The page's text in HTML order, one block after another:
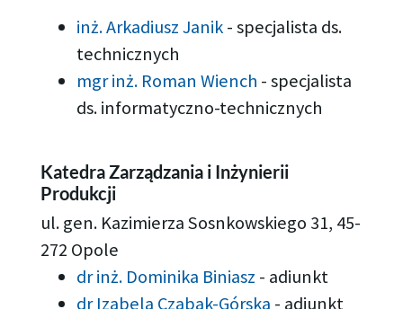
inż. Arkadiusz Janik-specjalista ds.
technicznych
mgr inż. Roman Wiench -specjalista
ds. informatyczno-technicznych
Katedra Zarządzania i Inżynierii
Produkcji
ul. gen. Kazimierza Sosnkowskiego 31, 45-
272 Opole
dr inż. Dominika Biniasz - adiunkt
dr Izabela Czabak-Górska - adiunkt